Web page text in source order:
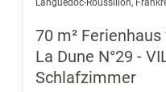
Languedoc-Roussillon,
70 m²
La Dune N°29 -
Schlafzimmer